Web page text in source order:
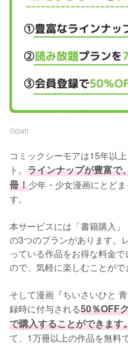
©︎ciatr
コミックシーモアは15年以
ト。 ラインナップが豊富で
冊！少年・少女漫画にとど
す。
本サービスには「書籍購入」
の3つのプランがあります。
っている作品をお得な料金
ので、気軽に楽しむことがで
そして漫画『ちいさいひと
録時に付与される50％OFF
で購入することができます
て、1万冊以上の作品を無料